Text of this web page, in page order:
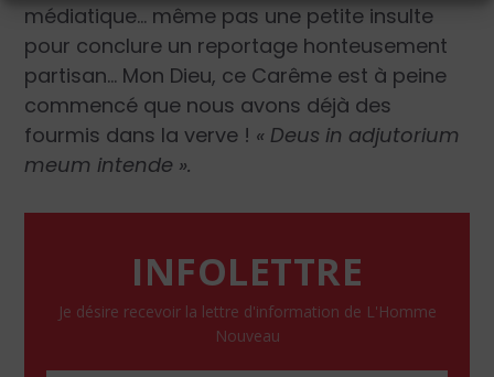
médiatique… même pas une petite insulte
pour conclure un reportage honteusement
partisan… Mon Dieu, ce Carême est à peine
commencé que nous avons déjà des
fourmis dans la verve ! « Deus in adjutorium
meum intende ».
INFOLETTRE
Je désire recevoir la lettre d'information de L'Homme
Nouveau